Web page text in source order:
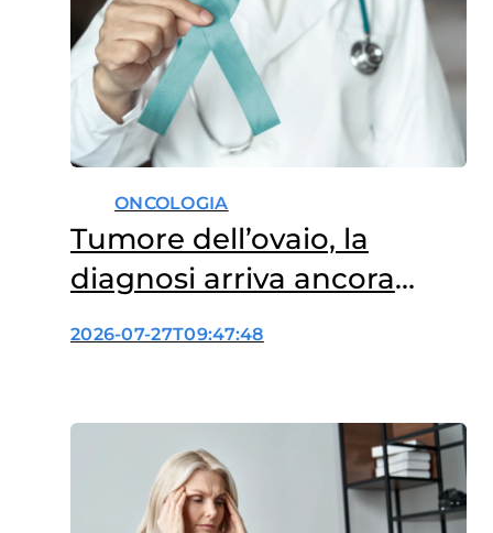
e neuroscienze ne discutono,
si…
ONCOLOGIA
Tumore dell’ovaio, la
diagnosi arriva ancora
troppo tardi
2026-07-27T09:47:48